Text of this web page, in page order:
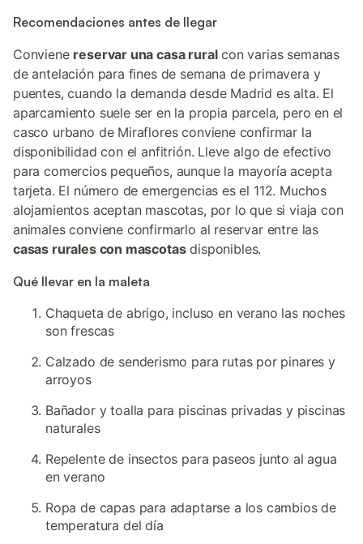
Recomendaciones antes de llegar
Conviene reservar una casa ruralcon varias semanas
de antelación para fines de semana de primavera y
puentes, cuando la demanda desde Madrid es alta. El
aparcamiento suele ser en la propia parcela, pero en el
casco urbano de Miraflores conviene confirmar la
disponibilidad con el anfitrión. Lleve algo de efectivo
para comercios pequeños, aunque la mayoría acepta
tarjeta. El número de emergencias es el 112. Muchos
alojamientos aceptan mascotas, por lo que si viaja con
animales conviene confirmarlo al reservar entre las
casas rurales con mascotasdisponibles.
Qué llevar en la maleta
Chaqueta de abrigo, incluso en verano las noches
son frescas
Calzado de senderismo para rutas por pinares y
arroyos
Bañador y toalla para piscinas privadas y piscinas
naturales
Repelente de insectos para paseos junto al agua
en verano
Ropa de capas para adaptarse a los cambios de
temperatura del día